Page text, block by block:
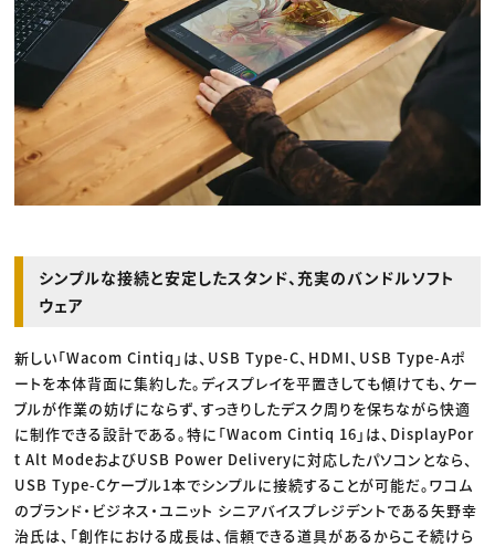
シンプルな接続と安定したスタンド、充実のバンドルソフト
ウェア
新しい「Wacom Cintiq」は、USB Type-C、HDMI、USB Type-Aポ
ートを本体背面に集約した。ディスプレイを平置きしても傾けても、ケー
ブルが作業の妨げにならず、すっきりしたデスク周りを保ちながら快適
に制作できる設計である。特に「Wacom Cintiq 16」は、DisplayPor
t Alt ModeおよびUSB Power Deliveryに対応したパソコンとなら、
USB Type-Cケーブル1本でシンプルに接続することが可能だ。ワコム
のブランド・ビジネス・ユニット シニアバイスプレジデントである矢野幸
治氏は、「創作における成長は、信頼できる道具があるからこそ続けら